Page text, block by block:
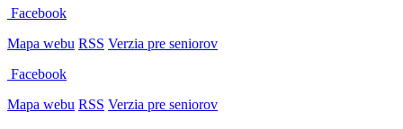
Facebook
Mapa webu RSS Verzia pre seniorov
Facebook
Mapa webu RSS Verzia pre seniorov